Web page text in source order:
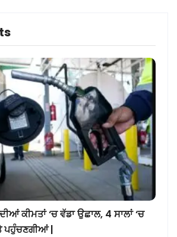
ਕੀਮਤਾਂ ‘ਚ ਵੱਡਾ ਉਛਾਲ, 4 ਸਾਲਾਂ ‘ਚ
ਪਹੁੰਚਣਗੀਆਂ |